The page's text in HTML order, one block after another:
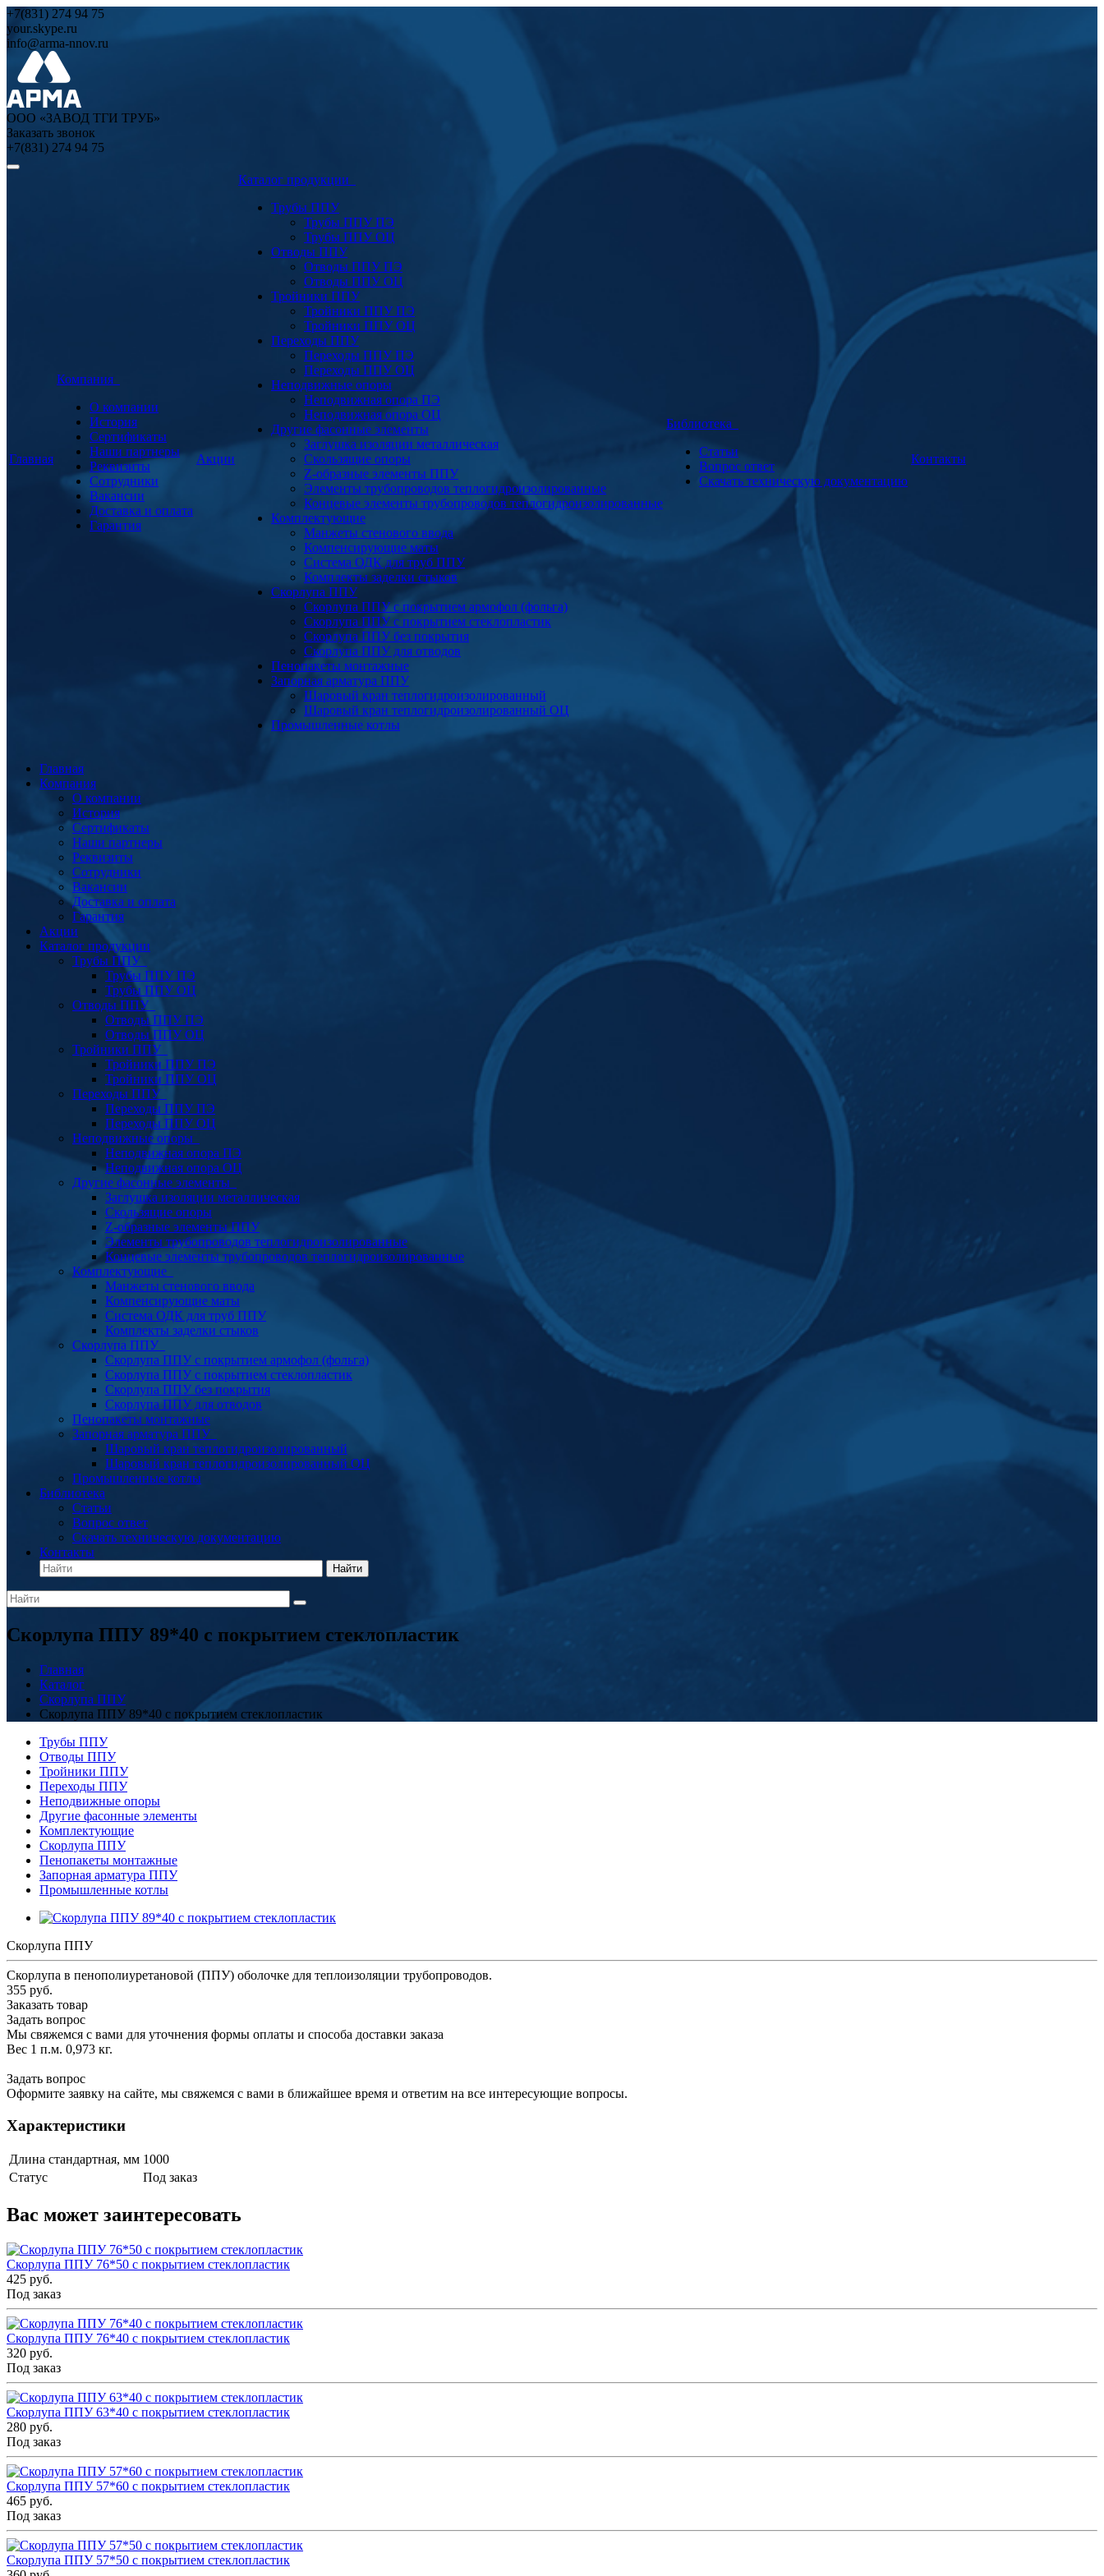
+7(831) 274 94 75
your.skype.ru
info@arma-nnov.ru
ООО «ЗАВОД ТГИ ТРУБ»
Заказать звонок
+7(831) 274 94 75
Главная
Компания
О компании
История
Сертификаты
Наши партнеры
Реквизиты
Сотрудники
Вакансии
Доставка и оплата
Гарантия
Акции
Каталог продукции
Трубы ППУ
Трубы ППУ ПЭ
Трубы ППУ ОЦ
Отводы ППУ
Отводы ППУ ПЭ
Отводы ППУ ОЦ
Тройники ППУ
Тройники ППУ ПЭ
Тройники ППУ ОЦ
Переходы ППУ
Переходы ППУ ПЭ
Переходы ППУ ОЦ
Неподвижные опоры
Неподвижная опора ПЭ
Неподвижная опора ОЦ
Другие фасонные элементы
Заглушка изоляции металлическая
Скользящие опоры
Z-образные элементы ППУ
Элементы трубопроводов теплогидроизолированные
Концевые элементы трубопроводов теплогидроизолированные
Комплектующие
Манжеты стенового ввода
Компенсирующие маты
Система ОДК для труб ППУ
Комплекты заделки стыков
Скорлупа ППУ
Скорлупа ППУ с покрытием армофол (фольга)
Скорлупа ППУ с покрытием стеклопластик
Скорлупа ППУ без покрытия
Скорлупа ППУ для отводов
Пенопакеты монтажные
Запорная арматура ППУ
Шаровый кран теплогидроизолированный
Шаровый кран теплогидроизолированный ОЦ
Промышленные котлы
Библиотека
Статьи
Вопрос ответ
Скачать техническую документацию
Контакты
Главная
Компания
О компании
История
Сертификаты
Наши партнеры
Реквизиты
Сотрудники
Вакансии
Доставка и оплата
Гарантия
Акции
Каталог продукции
Трубы ППУ
Трубы ППУ ПЭ
Трубы ППУ ОЦ
Отводы ППУ
Отводы ППУ ПЭ
Отводы ППУ ОЦ
Тройники ППУ
Тройники ППУ ПЭ
Тройники ППУ ОЦ
Переходы ППУ
Переходы ППУ ПЭ
Переходы ППУ ОЦ
Неподвижные опоры
Неподвижная опора ПЭ
Неподвижная опора ОЦ
Другие фасонные элементы
Заглушка изоляции металлическая
Скользящие опоры
Z-образные элементы ППУ
Элементы трубопроводов теплогидроизолированные
Концевые элементы трубопроводов теплогидроизолированные
Комплектующие
Манжеты стенового ввода
Компенсирующие маты
Система ОДК для труб ППУ
Комплекты заделки стыков
Скорлупа ППУ
Скорлупа ППУ с покрытием армофол (фольга)
Скорлупа ППУ с покрытием стеклопластик
Скорлупа ППУ без покрытия
Скорлупа ППУ для отводов
Пенопакеты монтажные
Запорная арматура ППУ
Шаровый кран теплогидроизолированный
Шаровый кран теплогидроизолированный ОЦ
Промышленные котлы
Библиотека
Статьи
Вопрос ответ
Скачать техническую документацию
Контакты
Найти
Скорлупа ППУ 89*40 с покрытием стеклопластик
Главная
Каталог
Скорлупа ППУ
Скорлупа ППУ 89*40 с покрытием стеклопластик
Трубы ППУ
Отводы ППУ
Тройники ППУ
Переходы ППУ
Неподвижные опоры
Другие фасонные элементы
Комплектующие
Скорлупа ППУ
Пенопакеты монтажные
Запорная арматура ППУ
Промышленные котлы
Скорлупа ППУ
Скорлупа в пенополиуретановой (ППУ) оболочке для теплоизоляции трубопроводов.
355 руб.
Заказать товар
Задать вопрос
Мы свяжемся с вами для уточнения формы оплаты и способа доставки заказа
Вес 1 п.м. 0,973 кг.
Задать вопрос
Оформите заявку на сайте, мы свяжемся с вами в ближайшее время и ответим на все интересующие вопросы.
Характеристики
Длина стандартная, мм 1000
Статус
Под заказ
Вас может заинтересовать
Скорлупа ППУ 76*50 с покрытием стеклопластик
425 руб.
Под заказ
Скорлупа ППУ 76*40 с покрытием стеклопластик
320 руб.
Под заказ
Скорлупа ППУ 63*40 с покрытием стеклопластик
280 руб.
Под заказ
Скорлупа ППУ 57*60 с покрытием стеклопластик
465 руб.
Под заказ
Скорлупа ППУ 57*50 с покрытием стеклопластик